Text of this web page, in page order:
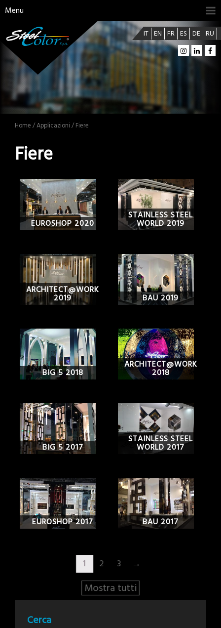
Menu
IT EN FR ES DE RU
Home /Applicazioni / Fiere
Fiere
EUROSHOP 2020
STAINLESS STEEL
WORLD 2019
ARCHITECT@WORK
2019 BAU 2019
BIG 5 2018
ARCHITECT@WORK
2018
BIG 5 2017
STAINLESS STEEL
WORLD 2017
EUROSHOP 2017 BAU 2017
1 2 3 →
Mostra tutti
Cerca